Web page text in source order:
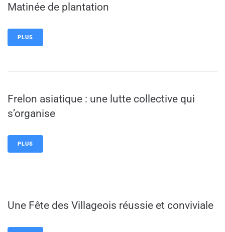
Matinée de plantation
PLUS
Frelon asiatique : une lutte collective qui
s’organise
PLUS
Une Fête des Villageois réussie et conviviale